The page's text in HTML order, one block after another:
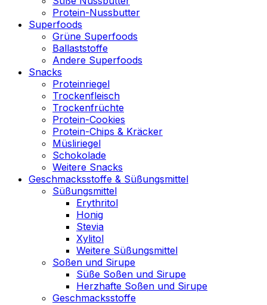
Protein-Nussbutter
Superfoods
Grüne Superfoods
Ballaststoffe
Andere Superfoods
Snacks
Proteinriegel
Trockenfleisch
Trockenfrüchte
Protein-Cookies
Protein-Chips & Kräcker
Müsliriegel
Schokolade
Weitere Snacks
Geschmacksstoffe & Süßungsmittel
Süßungsmittel
Erythritol
Honig
Stevia
Xylitol
Weitere Süßungsmittel
Soßen und Sirupe
Süße Soßen und Sirupe
Herzhafte Soßen und Sirupe
Geschmacksstoffe